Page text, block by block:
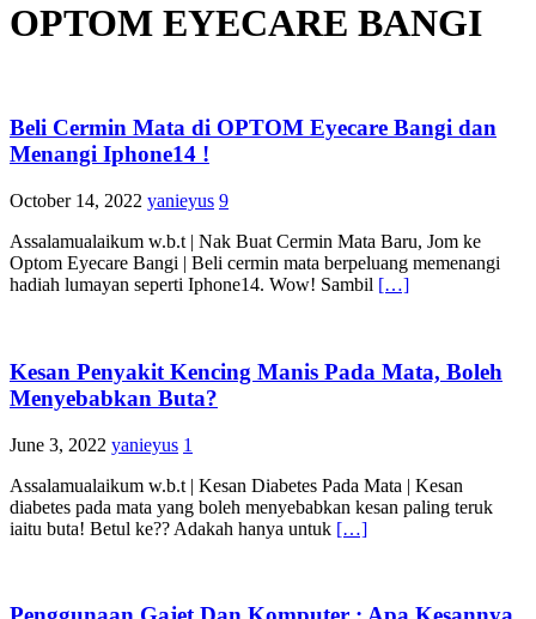
OPTOM EYECARE BANGI
Beli Cermin Mata di OPTOM Eyecare Bangi dan
Menangi Iphone14 !
October 14, 2022 yanieyus 9
Assalamualaikum w.b.t | Nak Buat Cermin Mata Baru, Jom ke
Optom Eyecare Bangi | Beli cermin mata berpeluang memenangi
hadiah lumayan seperti Iphone14. Wow! Sambil […]
Kesan Penyakit Kencing Manis Pada Mata, Boleh
Menyebabkan Buta?
June 3, 2022 yanieyus 1
Assalamualaikum w.b.t | Kesan Diabetes Pada Mata | Kesan
diabetes pada mata yang boleh menyebabkan kesan paling teruk
iaitu buta! Betul ke?? Adakah hanya untuk […]